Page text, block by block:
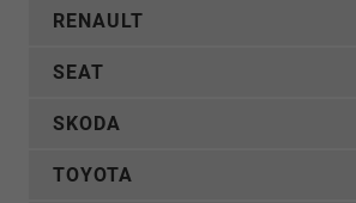
RENAULT
SEAT
SKODA
TOYOTA